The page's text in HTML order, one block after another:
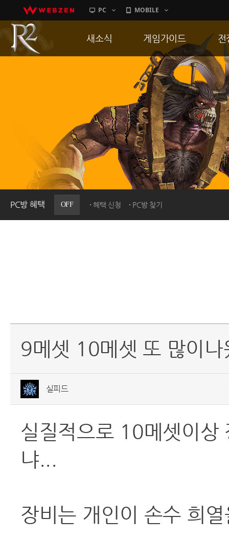
PC MOBILE
PC방 혜택 OFF 혜택 신청 PC방 찾기
새소식
이벤트
히스토리
PC방으로간다
게임가이드
게임 특징
서버가이드
신병훈련소
세부가이드
통합보급센터
전
통
공
9메셋 10메셋 또 많이
실피드
실질적으로 10메셋이상
냐...
장비는 개인이 손수 희